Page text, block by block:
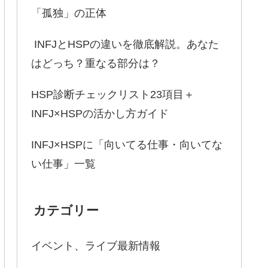
「孤独」の正体
INFJとHSPの違いを徹底解説。あなた
はどっち？重なる部分は？
HSP診断チェックリスト23項目＋
INFJ×HSPの活かし方ガイド
INFJ×HSPに「向いてる仕事・向いてな
い仕事」一覧
カテゴリー
イベント、ライブ最新情報